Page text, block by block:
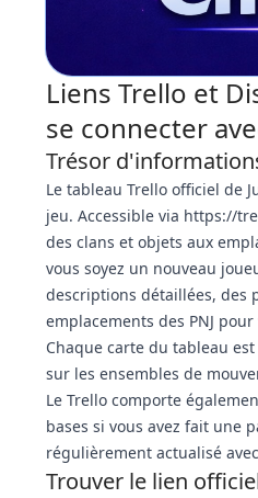
Liens Trello et
se connecter
Trésor
Le tableau Trello officiel de
jeu. Accessible via https://
des clans et objets aux
vous soyez un nouveau
descriptions détaillées, des
emplacements des PNJ
Chaque carte du tableau
sur les ensembles de
Le Trello comporte
bases si vous avez fait une
régulièrement actualisé
Trouver le lien